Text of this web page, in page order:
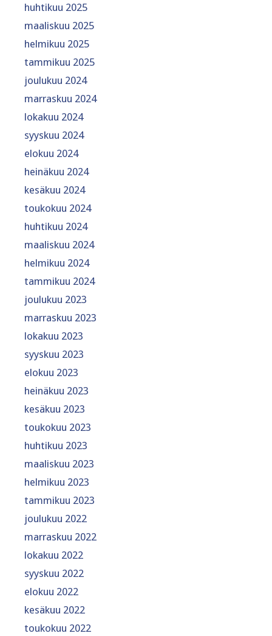
huhtikuu 2025
maaliskuu 2025
helmikuu 2025
tammikuu 2025
joulukuu 2024
marraskuu 2024
lokakuu 2024
syyskuu 2024
elokuu 2024
heinäkuu 2024
kesäkuu 2024
toukokuu 2024
huhtikuu 2024
maaliskuu 2024
helmikuu 2024
tammikuu 2024
joulukuu 2023
marraskuu 2023
lokakuu 2023
syyskuu 2023
elokuu 2023
heinäkuu 2023
kesäkuu 2023
toukokuu 2023
huhtikuu 2023
maaliskuu 2023
helmikuu 2023
tammikuu 2023
joulukuu 2022
marraskuu 2022
lokakuu 2022
syyskuu 2022
elokuu 2022
kesäkuu 2022
toukokuu 2022